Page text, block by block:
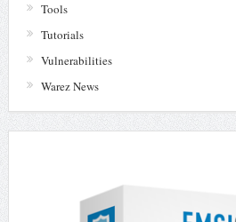
Tools
Tutorials
Vulnerabilities
Warez News